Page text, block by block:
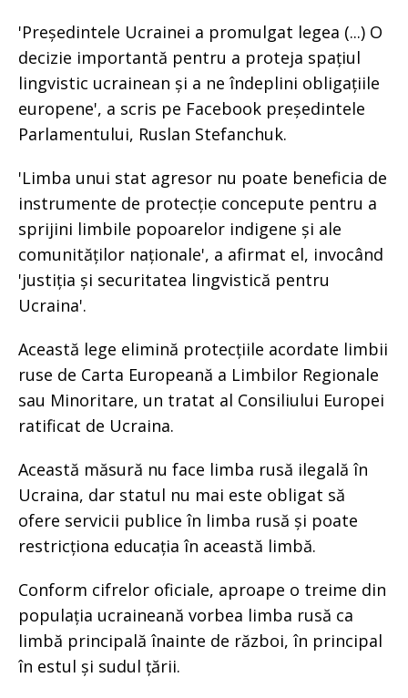
'Președintele Ucrainei a promulgat legea (...) O
decizie importantă pentru a proteja spațiul
lingvistic ucrainean și a ne îndeplini obligațiile
europene', a scris pe Facebook președintele
Parlamentului, Ruslan Stefanchuk.
'Limba unui stat agresor nu poate beneficia de
instrumente de protecție concepute pentru a
sprijini limbile popoarelor indigene și ale
comunităților naționale', a afirmat el, invocând
'justiția și securitatea lingvistică pentru
Ucraina'.
Această lege elimină protecțiile acordate limbii
ruse de Carta Europeană a Limbilor Regionale
sau Minoritare, un tratat al Consiliului Europei
ratificat de Ucraina.
Această măsură nu face limba rusă ilegală în
Ucraina, dar statul nu mai este obligat să
ofere servicii publice în limba rusă și poate
restricționa educația în această limbă.
Conform cifrelor oficiale, aproape o treime din
populația ucraineană vorbea limba rusă ca
limbă principală înainte de război, în principal
în estul și sudul țării.